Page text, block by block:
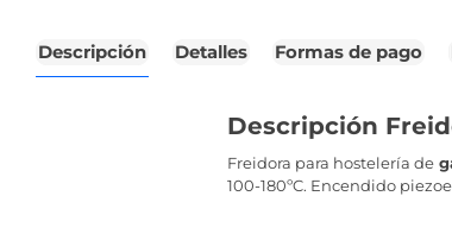
Descripción Detalles Formas de pago
Descripción
Freidora para hostelería de
100-180ºC. Encendido